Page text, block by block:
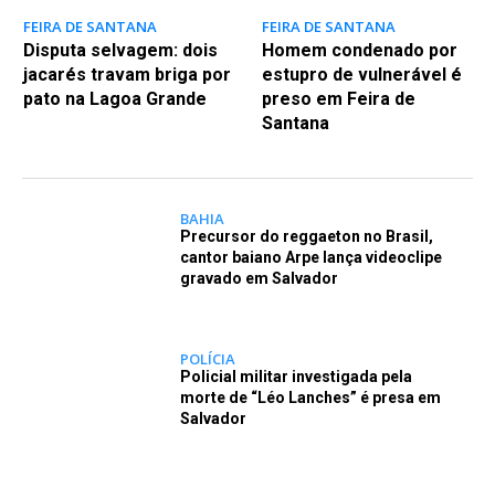
FEIRA DE SANTANA
Disputa selvagem: dois
jacarés travam briga por
pato na Lagoa Grande
FEIRA DE SANTANA
Homem condenado por
estupro de vulnerável é
preso em Feira de
Santana
BAHIA
Precursor do reggaeton no Brasil,
cantor baiano Arpe lança videoclipe
gravado em Salvador
POLÍCIA
Policial militar investigada pela
morte de “Léo Lanches” é presa em
Salvador